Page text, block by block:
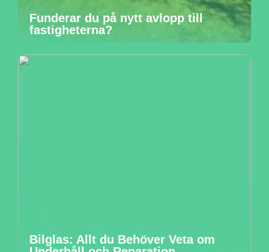
Funderar du på nytt avlopp till
fastigheterna?
Bilglas: Allt du Behöver Veta om